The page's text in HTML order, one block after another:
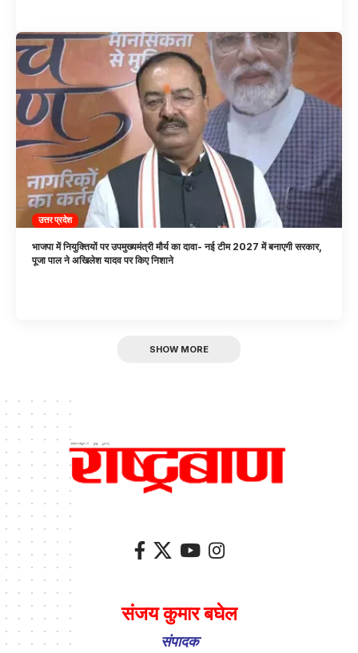
उत्तर प्रदेश
भाजपा में नियुक्तियों पर उपमुख्यमंत्री मौर्य का दावा- नई टीम 2027 में बनाएगी सरकार,
पूजा पाल ने अखिलेश यादव पर किए निशाने
SHOW MORE
संजय कुमार बघेल
संपादक